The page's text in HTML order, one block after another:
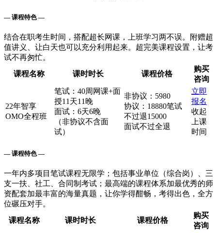
— 课程特色 —
结合在职考生时间，搭配超长网课，上班学习两不误。附赠超
值讲义、让白天也可以充分利用起来。超完美课程设置，让考
试不再匆忙。
课程名称
课时时长 课程价格
购买
咨询
22年智享
OMO全程班
笔试：40周网课+面
授11天11晚
面试：6天6晚
（非协议不含面
试）
非协议：5980
协议：18880笔试
不过退15000
面试不过全退
立即
报名
收起
上课
时间
— 课程特色 —
一年内多项目笔试课程无限学；包括事业单位（综合岗）、三
支一扶、社工、合同制考试；最高端的课程体系加最优秀的师
资配套加最丰富的海量真题，让你学得酣畅，考得出色，全方
位碾压对手。
课程名称
课时时长 课程价格
购买
咨询